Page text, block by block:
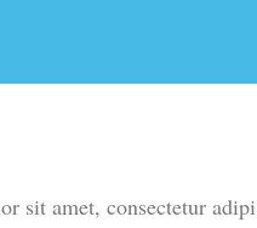
sit amet, consectetur